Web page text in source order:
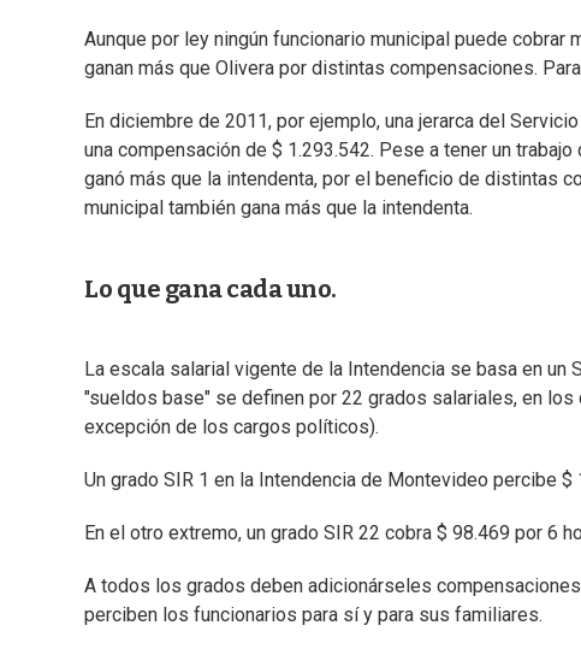
Aunque por ley ningún funcionario municipal puede cobrar
ganan más que Olivera por distintas compensaciones.
En diciembre de 2011, por ejemplo, una jerarca del
una compensación de $ 1.293.542. Pese a tener un
ganó más que la intendenta, por el beneficio de distintas
municipal también gana más que la intendenta.
Lo que gana cada uno.
La escala salarial vigente de la Intendencia se basa en
"sueldos base" se definen por 22 grados salariales, en
excepción de los cargos políticos).
Un grado SIR 1 en la Intendencia de Montevideo percibe
En el otro extremo, un grado SIR 22 cobra $ 98.469 por 6
A todos los grados deben adicionárseles
perciben los funcionarios para sí y para sus familiares.